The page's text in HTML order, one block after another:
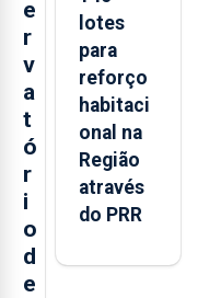
e
r
v
a
t
ó
r
i
o
d
e
lotes
para
reforço
habitaci
onal na
Região
através
do PRR